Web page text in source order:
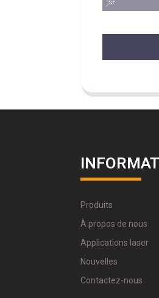
Produits
À propos de nous
Applications laser
Nouvelles
Contactez-nous